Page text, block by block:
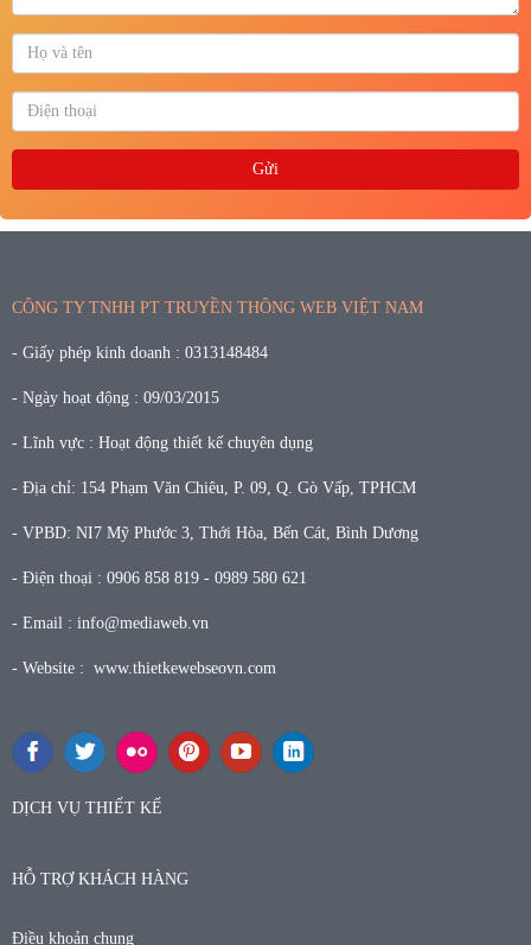
CÔNG TY TNHH PT TRUYỀN THÔNG WEB VIỆT NAM
- Giấy phép kinh doanh : 0313148484
- Ngày hoạt động : 09/03/2015
- Lĩnh vực : Hoạt động thiết kế chuyên dụng
- Địa chỉ: 154 Phạm Văn Chiêu, P. 09, Q. Gò Vấp, TPHCM
- VPBD: NI7 Mỹ Phước 3, Thới Hòa, Bến Cát, Bình Dương
- Điện thoại : 0906 858 819 - 0989 580 621
- Email : info@mediaweb.vn
- Website : www.thietkewebseovn.com
DỊCH VỤ THIẾT KẾ
HỖ TRỢ KHÁCH HÀNG
Điều khoản chung